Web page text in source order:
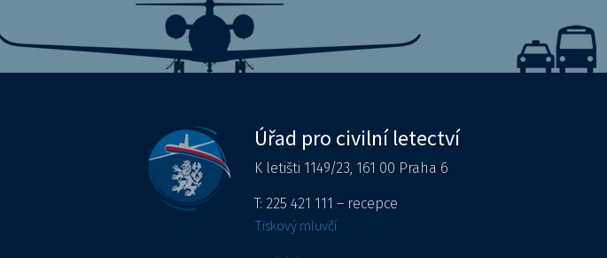
Úřad pro civilní letectví
K letišti 1149/23, 161 00 Praha 6
T: 225 421 111 – recepce
Tiskový mluvčí